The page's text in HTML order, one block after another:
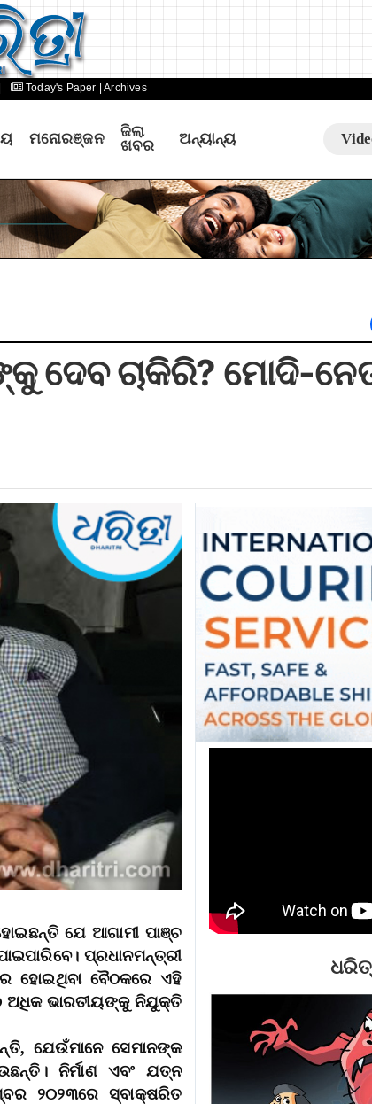
Today's Paper | Archives
ମନୋରଞ୍ଜନ
ଜିଲା
ଖବର
ଅନ୍ୟାନ୍ୟ
ଦେବ ଚାକିରି? ମୋଦି-
ଯେ ଆଗାମୀ ପାଞ୍ଚ
ପ୍ରଧାନମନ୍ତ୍ରୀ
ହୋଇଥିବା ବୈଠକରେ ଏହି
ଅଧିକ ଭାରତୀୟଙ୍କୁ ନିଯୁକ୍ତି
ଯେଉଁମାନେ ସେମାନଙ୍କ
ନିର୍ମାଣ ଏବଂ ଯତ୍ନ
୨୦୨୩ରେ ସ୍ବାକ୍ଷରିତ